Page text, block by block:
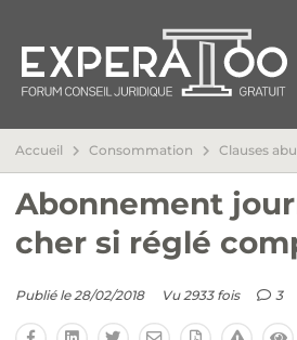
Accueil Consommation Clauses
Abonnement
cher si réglé
Publié le 28/02/2018 Vu 2933 fois 3